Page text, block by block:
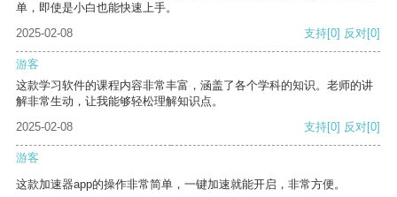
单，即使是小白也能快速上手。
2025-02-08
支持[0] 反对[0]
游客
这款学习软件的课程内容非常丰富，涵盖了各个学科的知识。老师的讲
解非常生动，让我能够轻松理解知识点。
2025-02-08
支持[0] 反对[0]
游客
这款加速器app的操作非常简单，一键加速就能开启，非常方便。